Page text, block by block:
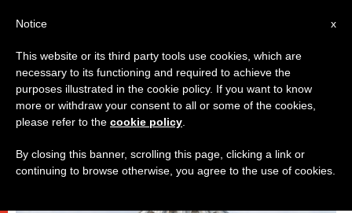
DICASTERI
x
Notice
This website or its third party tools use cookies, which are
necessary to its functioning and required to achieve the
purposes illustrated in the cookie policy. If you want to know
more or withdraw your consent to all or some of the cookies,
please refer to the cookie policy
By closing this banner, scrolling this page, clicking a link or
continuing to browse otherwise, you agree to the use of cookies.